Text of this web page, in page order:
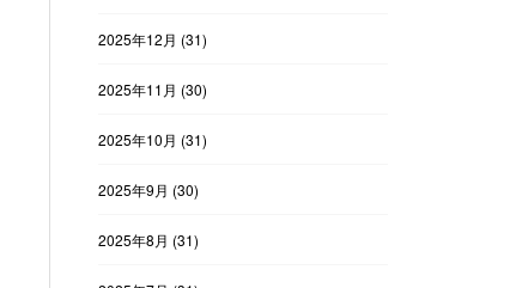
2025年12月 (31)
2025年11月 (30)
2025年10月 (31)
2025年9月 (30)
2025年8月 (31)